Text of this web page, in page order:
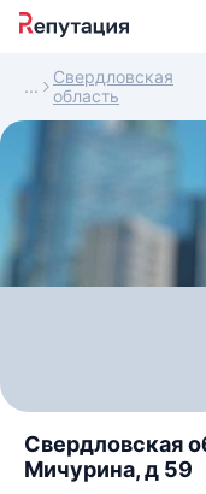
Свердловская
область
Свердловская
Мичурина, д 59